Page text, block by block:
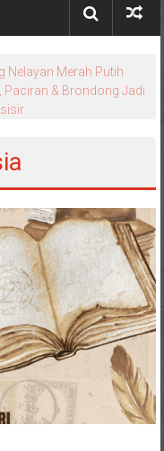
Nelayan Merah Putih
Paciran & Brondong Jadi